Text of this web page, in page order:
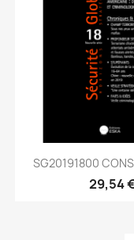
Aperçu
SG20191800
29,54